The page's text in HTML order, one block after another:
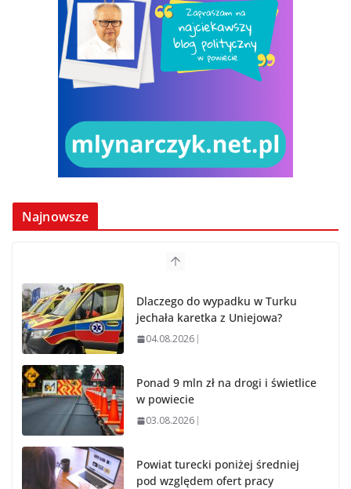
Najnowsze
Dlaczego do wypadku w Turku
jechała karetka z Uniejowa?
04.08.2026
Ponad 9 mln zł na drogi i świetlice
w powiecie
03.08.2026
Powiat turecki poniżej średniej
pod względem ofert pracy